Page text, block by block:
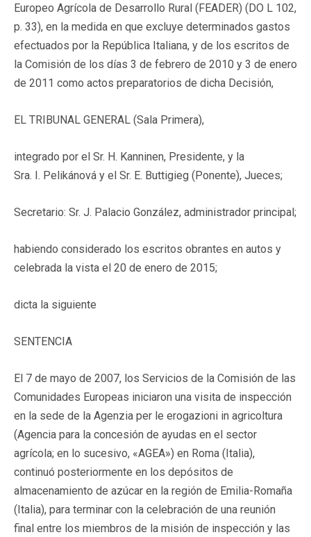
Europeo Agrícola de Desarrollo Rural (FEADER) (DO L 102,
p. 33), en la medida en que excluye determinados gastos
efectuados por la República Italiana, y de los escritos de
la Comisión de los días 3 de febrero de 2010 y 3 de enero
de 2011 como actos preparatorios de dicha Decisión,
EL TRIBUNAL GENERAL (Sala Primera),
integrado por el Sr. H. Kanninen, Presidente, y la
Sra. I. Pelikánová y el Sr. E. Buttigieg (Ponente), Jueces;
Secretario: Sr. J. Palacio González, administrador principal;
habiendo considerado los escritos obrantes en autos y
celebrada la vista el 20 de enero de 2015;
dicta la siguiente
SENTENCIA
El 7 de mayo de 2007, los Servicios de la Comisión de las
Comunidades Europeas iniciaron una visita de inspección
en la sede de la Agenzia per le erogazioni in agricoltura
(Agencia para la concesión de ayudas en el sector
agrícola; en lo sucesivo, «AGEA») en Roma (Italia),
continuó posteriormente en los depósitos de
almacenamiento de azúcar en la región de Emilia-Romaña
(Italia), para terminar con la celebración de una reunión
final entre los miembros de la misión de inspección y las